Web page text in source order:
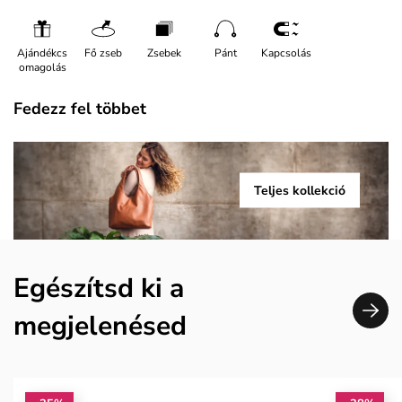
Ajándékcs
omagolás
Fő zseb Zsebek Pánt Kapcsolás
Fedezz fel többet
Teljes kollekció
Egészítsd ki a
megjelenésed